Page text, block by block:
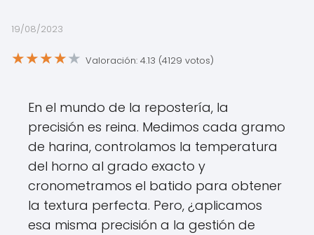
19/08/2023
★★★★★ Valoración: 4.13 (4129 votos)
En el mundo de la repostería, la
precisión es reina. Medimos cada gramo
de harina, controlamos la temperatura
del horno al grado exacto y
cronometramos el batido para obtener
la textura perfecta. Pero, ¿aplicamos
esa misma precisión a la gestión de